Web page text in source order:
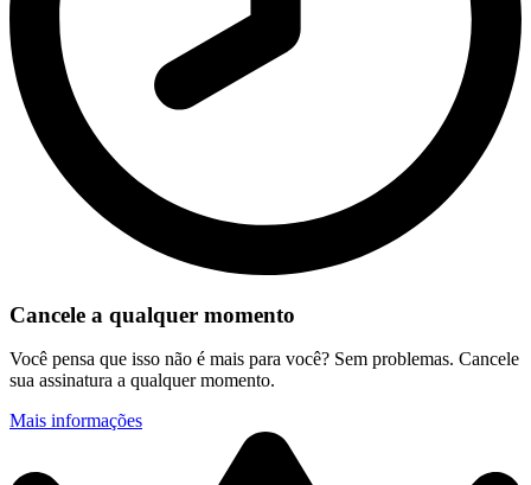
Cancele a qualquer momento
Você pensa que isso não é mais para você? Sem problemas. Cancele
sua assinatura a qualquer momento.
Mais informações